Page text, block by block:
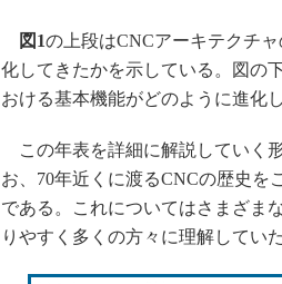
図1の上段はCNCアーキテクチ
化してきたかを示している。図の
おける基本機能がどのように進化
この年表を詳細に解説していく
お、70年近くに渡るCNCの歴史を
である。これについてはさまざま
りやすく多くの方々に理解してい